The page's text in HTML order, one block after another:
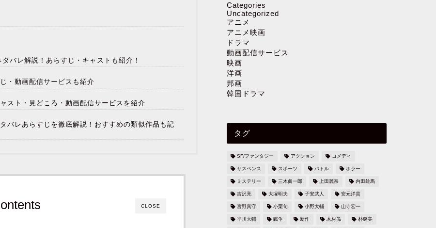
バレ解説！あらすじ・キャストも紹介！
・動画配信サービスも紹介
スト・見どころ・動画配信サービスを紹介
バレあらすじを徹底解説！おすすめの類似作品も記
CLOSE
Categories
Uncategorized
アニメ
アニメ映画
ドラマ
動画配信サービス
映画
洋画
邦画
韓国ドラマ
タグ
SF/ファンタジー アクション コメディ
サスペンス スポーツ バトル ホラー
ミステリー 三木眞一郎 上田麗奈 内田雄馬
吉沢亮 大塚明夫 子安武人 安元洋貴
宮野真守 小栗旬 小野大輔 山寺宏一
平川大輔 戦争 新作 木村昴 朴璐美